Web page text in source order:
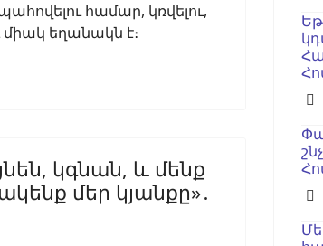
համար, կռվելու,
միակ եղանակն է։
կգնան, և մենք
մեր կյանքը»․